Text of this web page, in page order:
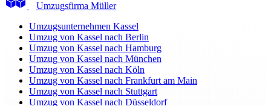
Umzugsfirma Müller
Umzugsunternehmen Kassel
Umzug von Kassel nach Berlin
Umzug von Kassel nach Hamburg
Umzug von Kassel nach München
Umzug von Kassel nach Köln
Umzug von Kassel nach Frankfurt am Main
Umzug von Kassel nach Stuttgart
Umzug von Kassel nach Düsseldorf